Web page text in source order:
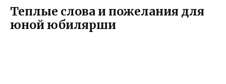
Теплые слова и пожелания для
юной юбилярши